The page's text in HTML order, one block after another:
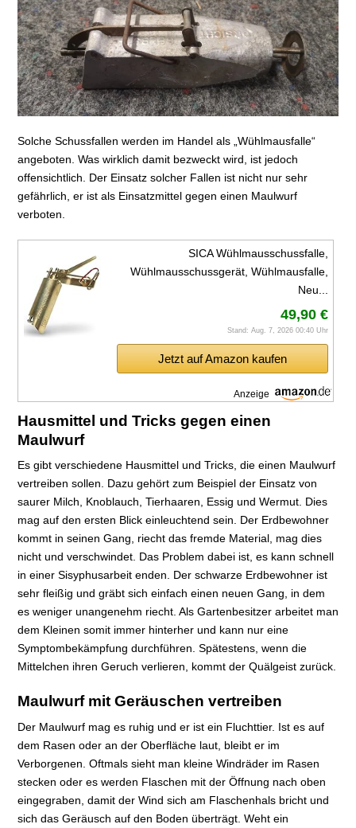
Solche Schussfallen werden im Handel als „Wühlmausfalle“
angeboten. Was wirklich damit bezweckt wird, ist jedoch
offensichtlich. Der Einsatz solcher Fallen ist nicht nur sehr
gefährlich, er ist als Einsatzmittel gegen einen Maulwurf
verboten.
SICA Wühlmausschussfalle,
Wühlmausschussgerät, Wühlmausfalle,
Neu...
49,90 €
Stand: Aug. 7, 2026 00:40 Uhr
Jetzt auf Amazon kaufen
Anzeige
Hausmittel und Tricks gegen einen
Maulwurf
Es gibt verschiedene Hausmittel und Tricks, die einen Maulwurf
vertreiben sollen. Dazu gehört zum Beispiel der Einsatz von
saurer Milch, Knoblauch, Tierhaaren, Essig und Wermut. Dies
mag auf den ersten Blick einleuchtend sein. Der Erdbewohner
kommt in seinen Gang, riecht das fremde Material, mag dies
nicht und verschwindet. Das Problem dabei ist, es kann schnell
in einer Sisyphusarbeit enden. Der schwarze Erdbewohner ist
sehr fleißig und gräbt sich einfach einen neuen Gang, in dem
es weniger unangenehm riecht. Als Gartenbesitzer arbeitet man
dem Kleinen somit immer hinterher und kann nur eine
Symptombekämpfung durchführen. Spätestens, wenn die
Mittelchen ihren Geruch verlieren, kommt der Quälgeist zurück.
Maulwurf mit Geräuschen vertreiben
Der Maulwurf mag es ruhig und er ist ein Fluchttier. Ist es auf
dem Rasen oder an der Oberfläche laut, bleibt er im
Verborgenen. Oftmals sieht man kleine Windräder im Rasen
stecken oder es werden Flaschen mit der Öffnung nach oben
eingegraben, damit der Wind sich am Flaschenhals bricht und
sich das Geräusch auf den Boden überträgt. Weht ein